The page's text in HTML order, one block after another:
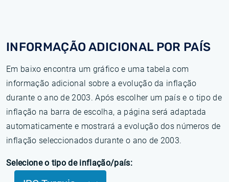
INFORMAÇÃO ADICIONAL POR PAÍS
Em baixo encontra um gráfico e uma tabela com
informação adicional sobre a evolução da inflação
durante o ano de 2003. Após escolher um país e o tipo de
inflação na barra de escolha, a página será adaptada
automaticamente e mostrará a evolução dos números de
inflação seleccionados durante o ano de 2003.
Selecione o tipo de inflação/país: